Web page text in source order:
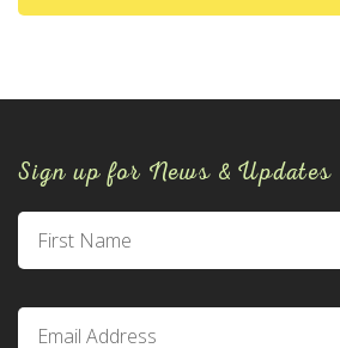
Sign up for News & Updates